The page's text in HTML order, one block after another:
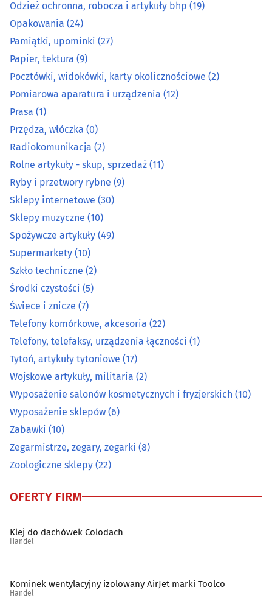
Metale, metale kolorowe
Metalowe artykuły
Mięso, wędliny, drób - detal(15)
Narzędzia(38)
Normalia techniczne
Odzież ochronna, robocza i artykuły bhp
Opakowania(24)
Pamiątki, upominki
Papier, tektura
Pocztówki, widokówki, karty okolicznościowe
Pomiarowa aparatura i urządzenia(12)
Prasa(1)
Radiokomunikacja
Rolne artykuły - skup, sprzedaż
Ryby i przetwory rybne(9)
Sklepy internetowe(30)
Spożywcze artykuły(49)
Odzież ochronna, robocza i artykuły bhp (19)
Opakowania (24)
Pamiątki, upominki (27)
Papier, tektura (9)
Pocztówki, widokówki, karty okolicznościowe (2)
Pomiarowa aparatura i urządzenia (12)
Prasa (1)
Przędza, włóczka (0)
Radiokomunikacja (2)
Rolne artykuły - skup, sprzedaż (11)
Ryby i przetwory rybne (9)
Sklepy internetowe (30)
Sklepy muzyczne (10)
Spożywcze artykuły (49)
Supermarkety (10)
Szkło techniczne (2)
Środki czystości (5)
Świece i znicze (7)
Telefony komórkowe, akcesoria (22)
Telefony, telefaksy, urządzenia łączności (1)
Tytoń, artykuły tytoniowe (17)
Wojskowe artykuły, militaria (2)
Wyposażenie salonów kosmetycznych i fryzjerskich (10)
Wyposażenie sklepów (6)
Zabawki (10)
Zegarmistrze, zegary, zegarki (8)
Zoologiczne sklepy (22)
OFERTY FIRM
Klej do dachówek Colodach
Handel
Kominek wentylacyjny izolowany AirJet marki Toolco
Handel